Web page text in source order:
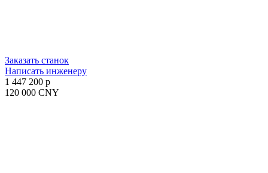
Заказать станок
Написать инженеру
1 447 200 p
120 000 CNY